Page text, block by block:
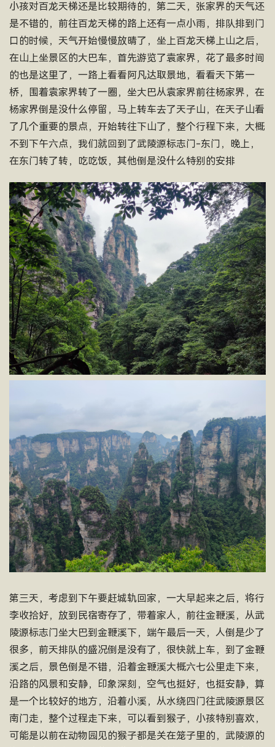
小孩对百龙天梯还是比较期待的，第二天，张家界的天气还
是不错的，前往百龙天梯的路上还有一点小雨，排队排到门
口的时候，天气开始慢慢放晴了，坐上百龙天梯上山之后，
在山上坐景区的大巴车，首先游览了袁家界，花了最多时间
的也是这里了，一路上看看阿凡达取景地，看看天下第一
桥，围着袁家界转了一圈，坐大巴从袁家界前往杨家界，在
杨家界倒是没什么停留，马上转车去了天子山，在天子山看
了几个重要的景点，开始转往下山了，整个行程下来，大概
不到下午六点，我们就回到了武陵源标志门-东门，晚上，
在东门转了转，吃吃饭，其他倒是没什么特别的安排
第三天，考虑到下午要赶城轨回家，一大早起来之后，将行
李收拾好，放到民宿寄存了，带着家人，前往金鞭溪，从武
陵源标志门坐大巴到金鞭溪下，端午最后一天，人倒是少了
很多，前天排队的盛况倒是没有了，很快就上车，到了金鞭
溪之后，景色倒是不错，沿着金鞭溪大概六七公里走下来，
沿路的风景和安静，印象深刻，空气也挺好，也挺安静，算
是一个比较好的地方，沿着小溪，从水绕四门往武陵源景区
南门走，整个过程走下来，可以看到猴子，小孩特别喜欢，
可能是以前在动物园见的猴子都是关在笼子里的，武陵源的